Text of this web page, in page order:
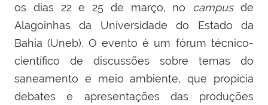
os dias 22 e 25 de março, no campusde
Alagoinhas da Universidade do Estado da
Bahia (Uneb). O evento é um fórum técnico-
científico de discussões sobre temas do
saneamento e meio ambiente, que propicia
debates e apresentações das produções